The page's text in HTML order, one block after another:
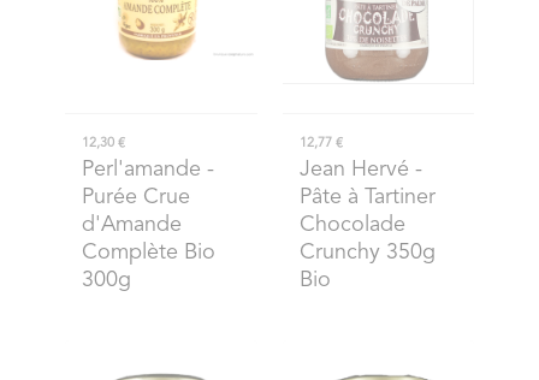
12,30 €
Perl'amande -
Purée Crue
d'Amande
Complète Bio
300g
12,77 €
Jean Hervé -
Pâte à Tartiner
Chocolade
Crunchy 350g
Bio